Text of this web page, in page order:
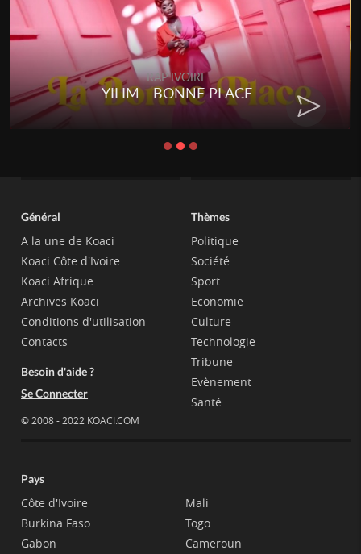
RAP IVOIRE
YILIM - BONNE PLACE
Général
A la une de Koaci
Koaci Côte d'Ivoire
Koaci Afrique
Archives Koaci
Conditions d'utilisation
Contacts
Besoin d'aide ?
Se Connecter
© 2008 - 2022 KOACI.COM
Thèmes
Politique
Société
Sport
Economie
Culture
Technologie
Tribune
Evènement
Santé
Pays
Côte d'Ivoire
Burkina Faso
Gabon
Mali
Togo
Cameroun